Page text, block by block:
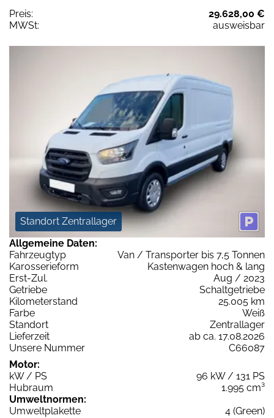
Preis:
29.628,00 €
MWSt:
ausweisbar
Standort Zentrallager
Allgemeine Daten:
Fahrzeugtyp
Van / Transporter bis 7,5 Tonnen
Karosserieform
Kastenwagen hoch & lang
Erst-Zul.
Aug / 2023
Getriebe
Schaltgetriebe
Kilometerstand
25.005 km
Farbe
Weiß
Standort
Zentrallager
Lieferzeit
ab ca. 17.08.2026
Unsere Nummer
C66087
Motor:
kW / PS
96 kW / 131 PS
Hubraum
1.995 cm³
Umweltnormen:
Umweltplakette
4 (Green)